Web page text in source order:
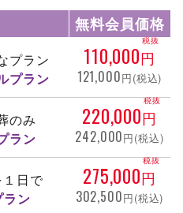
無料会員価格
プラン
プラン
110,000円
税抜
121,000円(税込)
のみ
ラン
220,000円
税抜
242,000円(税込)
日で
ン
275,000円
税抜
302,500円(税込)